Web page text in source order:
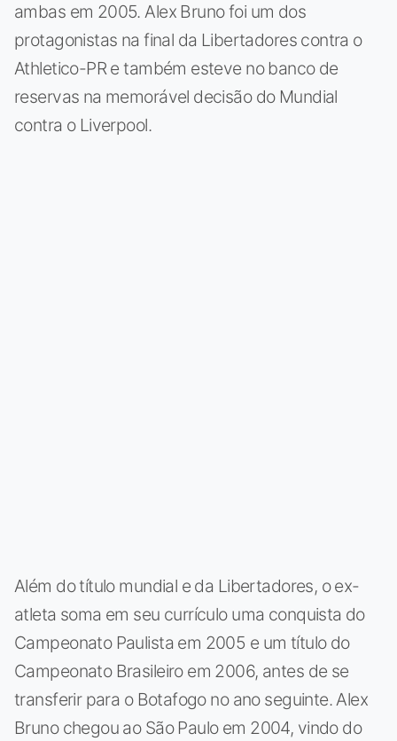
ambas em 2005. Alex Bruno foi um dos
protagonistas na final da Libertadores contra o
Athletico-PR e também esteve no banco de
reservas na memorável decisão do Mundial
contra o Liverpool.
Além do título mundial e da Libertadores, o ex-
atleta soma em seu currículo uma conquista do
Campeonato Paulista em 2005 e um título do
Campeonato Brasileiro em 2006, antes de se
transferir para o Botafogo no ano seguinte. Alex
Bruno chegou ao São Paulo em 2004, vindo do